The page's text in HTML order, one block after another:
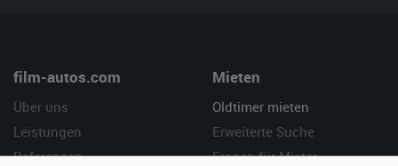
film-autos.com
Über uns
Leistungen
Referenzen
Mieten
Oldtimer mieten
Erweiterte Suche
Fragen für Mieter